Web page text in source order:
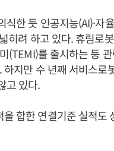
식한 듯 인공지능(AI)·자
히려 하고 있다. 휴림로
(TEMI)를 출시하는 등
하지만 수 년째 서비스로
고 있다.
합한 연결기준 실적도